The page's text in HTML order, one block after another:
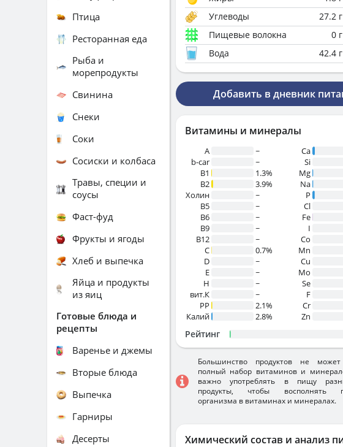
Химический состав и анализ
Углеводы
27.2 г
Пищевые волокна
0 г
Вода
42.4 г
Добавить в дневник
Витамины и минералы
A
~
b-car
~
В1
1.3%
B2
3.9%
Холин
~
B5
~
B6
~
B9
~
B12
~
C
0.7%
D
~
E
~
H
~
вит.К
~
PP
2.1%
Калий
2.8%
Ca
Si
Mg
Na
P
Cl
Fe
I
Co
Mn
Cu
Mo
Se
F
Cr
Zn
Рейтинг
Большинство продуктов не может
полный набор витаминов и
важно употреблять в пищу
продукты, чтобы восполнять
организма в витаминах и минералах.
Птица
Ресторанная еда
Рыба и
морепродукты
Свинина
Снеки
Соки
Сосиски и колбаса
Травы, специи и
соусы
Фаст-фуд
Фрукты и ягоды
Хлеб и выпечка
Яйца и продукты
из яиц
Готовые блюда и
рецепты
Варенье и джемы
Вторые блюда
Выпечка
Гарниры
Десерты